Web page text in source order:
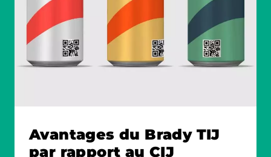
Avantages du Brady TIJ
par rapport au CIJ